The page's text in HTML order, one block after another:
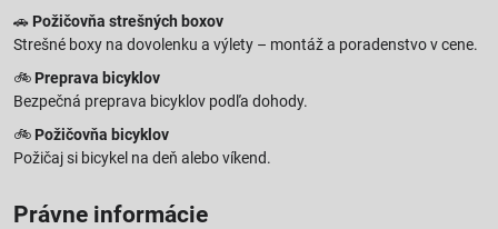
🚗 Požičovňa strešných boxov
Strešné boxy na dovolenku a výlety – montáž a poradenstvo v cene.
🚲 Preprava bicyklov
Bezpečná preprava bicyklov podľa dohody.
🚲 Požičovňa bicyklov
Požičaj si bicykel na deň alebo víkend.
Právne informácie